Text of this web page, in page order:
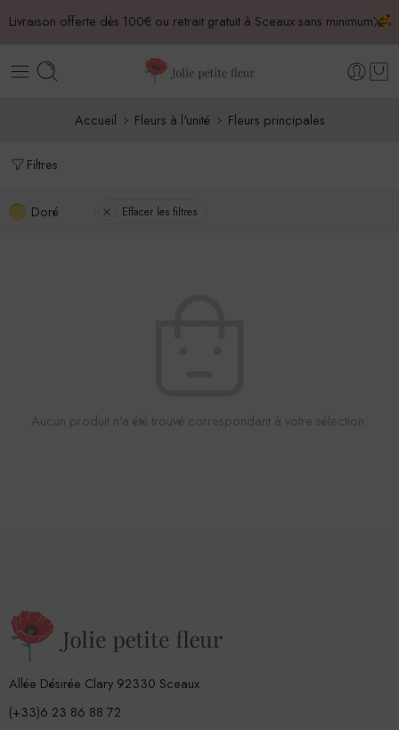
Livraison offerte dès 100€ ou retrait gratuit à Sceaux sans minimum
Accueil Fleurs à l'unité Fleurs principales
Filtres
Doré Effacer les filtres
Aucun produit n'a été trouvé correspondant à votre sélection.
Allée Désirée Clary 92330 Sceaux
(+33)6 23 86 88 72